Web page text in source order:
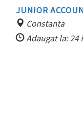
JUNIOR
Constanta
Adaugat la: 24